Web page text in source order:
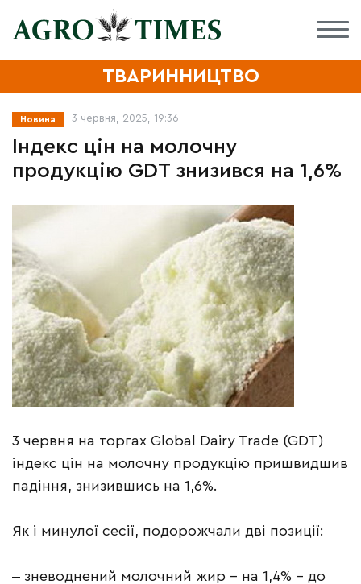
ТВАРИННИЦТВО
Новина 3 червня, 2025, 19:36
Індекс цін на молочну
продукцію GDT знизився на 1,6%
3 червня на торгах Global Dairy Trade (GDT)
індекс цін на молочну продукцію пришвидшив
падіння, знизившись на 1,6%.
Як і минулої сесії, подорожчали дві позиції:
‒ зневоднений молочний жир – на 1,4% – до